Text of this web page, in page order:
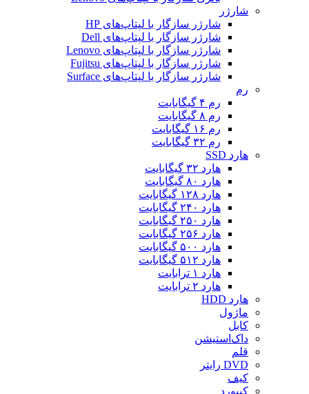
شارژر
شارژر سازگار با لپتاپ‌های HP
شارژر سازگار با لپتاپ‌های Dell
شارژر سازگار با لپتاپ‌های Lenovo
شارژر سازگار با لپتاپ‌های Fujitsu
شارژر سازگار با لپتاپ‌های Surface
رم
رم ۴ گیگابایت
رم ۸ گیگابایت
رم ۱۶ گیگابایت
رم ۳۲ گیگابایت
هارد SSD
هارد ۳۲ گیگابایت
هارد ۸۰ گیگابایت
هارد ۱۲۸ گیگابایت
هارد ۲۴۰ گیگابایت
هارد ۲۵۰ گبگابایت
هارد ۲۵۶ گیگابایت
هارد ۵۰۰ گیگابایت
هارد ۵۱۲ گیگابایت
هارد ۱ ترابایت
هارد ۲ ترابایت
هارد HDD
ماژول
کابل
داک‌استیشن
قلم
DVD رایتر
کیف
کیبورد